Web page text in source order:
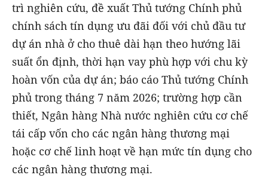
trì nghiên cứu, đề xuất Thủ tướng Chính phủ
chính sách tín dụng ưu đãi đối với chủ đầu tư
dự án nhà ở cho thuê dài hạn theo hướng lãi
suất ổn định, thời hạn vay phù hợp với chu kỳ
hoàn vốn của dự án; báo cáo Thủ tướng Chính
phủ trong tháng 7 năm 2026; trường hợp cần
thiết, Ngân hàng Nhà nước nghiên cứu cơ chế
tái cấp vốn cho các ngân hàng thương mại
hoặc cơ chế linh hoạt về hạn mức tín dụng cho
các ngân hàng thương mại.